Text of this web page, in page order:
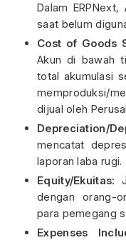
Dalam
saat belum
Cost of Goods
Akun di bawah
total akumulasi
memproduksi/
dijual oleh
Depreciation/
mencatat
laporan laba rugi.
Equity/Ekuitas:
dengan orang-
para pemegang
Expenses